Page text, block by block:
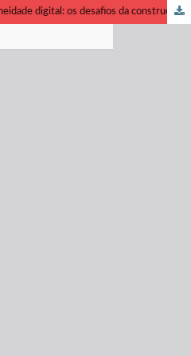
A música em sua contemporaneidade digital: os desafios da construção de uma memória